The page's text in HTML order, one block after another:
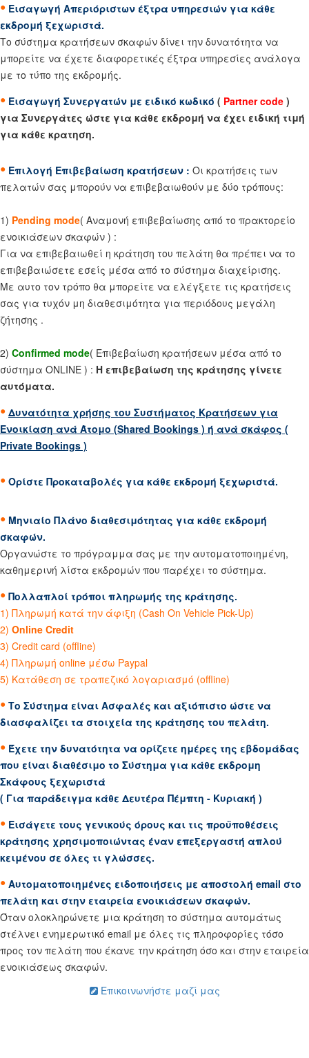
• Εισαγωγή Απεριόριστων έξτρα υπηρεσιών για κάθε
εκδρομή ξεχωριστά.
Το σύστημα κρατήσεων σκαφών δίνει την δυνατότητα να
μπορείτε να έχετε διαφορετικές έξτρα υπηρεσίες ανάλογα
με το τύπο της εκδρομής.
• Εισαγωγή Συνεργατών με ειδικό κωδικό ( Partnercode )
για Συνεργάτες ώστε για κάθε εκδρομή να έχει ειδική τιμή
για κάθε κρατηση.
• Επιλογή Επιβεβαίωση κρατήσεων : Οι κρατήσεις των
πελατών σας μπορούν να επιβεβαιωθούν με δύο τρόπους:
1) Pending mode( Αναμονή επιβεβαίωσης από το πρακτορείο
ενοικιάσεων σκαφών ) :
Για να επιβεβαιωθεί η κράτηση του πελάτη θα πρέπει να το
επιβεβαιώσετε εσείς μέσα από το σύστημα διαχείρισης.
Με αυτο τον τρόπο θα μπορείτε να ελέγξετε τις κρατήσεις
σας για τυχόν μη διαθεσιμότητα για περιόδους μεγάλη
ζήτησης .
2) Confirmed mode( Επιβεβαίωση κρατήσεων μέσα από το
σύστημα ONLINE ) : Η επιβεβαίωση της κράτησης γίνετε
αυτόματα.
• Δυνατότητα χρήσης του Συστήματος Κρατήσεων για
Ενοικίαση ανά Άτομο (Shared Bookings ) ή ανά σκάφος (
Private Bookings )
• Ορίστε Προκαταβολές για κάθε εκδρομή ξεχωριστά.
• Μηνιαίο Πλάνο διαθεσιμότητας για κάθε εκδρομή
σκαφών.
Οργανώστε το πρόγραμμα σας με την αυτοματοποιημένη,
καθημερινή λίστα εκδρομών που παρέχει το σύστημα.
• Πολλαπλοί τρόποι πληρωμής της κράτησης.
1) Πληρωμή κατά την άφιξη (Cash On Vehicle Pick-Up)
2) Online Credit
3) Credit card (offline)
4) Πληρωμή online μέσω Paypal
5) Κατάθεση σε τραπεζικό λογαριασμό (offline)
• Το Σύστημα είναι Ασφαλές και αξιόπιστο ώστε να
διασφαλίζει τα στοιχεία της κράτησης του πελάτη.
• Έχετε την δυνατότητα να ορίζετε ημέρες της εβδομάδας
που είναι διαθέσιμο το Σύστημα για κάθε εκδρομη
Σκάφους ξεχωριστά
( Για παράδειγμα κάθε Δευτέρα Πέμπτη - Κυριακή )
• Εισάγετε τους γενικούς όρους και τις προϋποθέσεις
κράτησης χρησιμοποιώντας έναν επεξεργαστή απλού
κειμένου σε όλες τι γλώσσες.
• Αυτοματοποιημένες ειδοποιήσεις με αποστολή email στο
πελάτη και στην εταιρεία ενοικιάσεων σκαφών.
Όταν ολοκληρώνετε μια κράτηση το σύστημα αυτομάτως
στέλνει ενημερωτικό email με όλες τις πληροφορίες τόσο
προς τον πελάτη που έκανε την κράτηση όσο και στην εταιρεία
ενοικιάσεως σκαφών.
Επικοινωνήστε μαζί μας